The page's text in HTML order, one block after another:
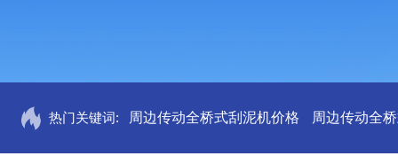
热门关键词: 周边传动全桥式刮泥机价格 周边传动全